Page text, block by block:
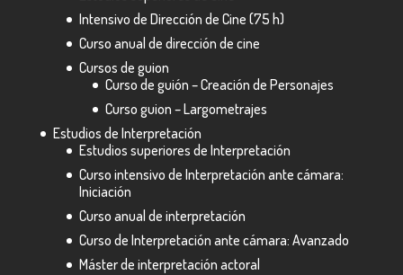
Intensivo de Dirección de Cine (75 h)
Curso anual de dirección de cine
Cursos de guion
Curso de guión – Creación de Personajes
Curso guion – Largometrajes
Estudios de Interpretación
Estudios superiores de Interpretación
Curso intensivo de Interpretación ante cámara:
Iniciación
Curso anual de interpretación
Curso de Interpretación ante cámara: Avanzado
Máster de interpretación actoral